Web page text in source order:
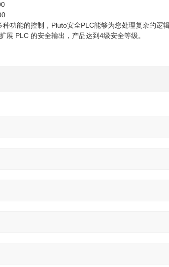
功能的控制，Pluto安全PLC能够为您处理复杂的逻
PLC 的安全输出，产品达到4级安全等级。